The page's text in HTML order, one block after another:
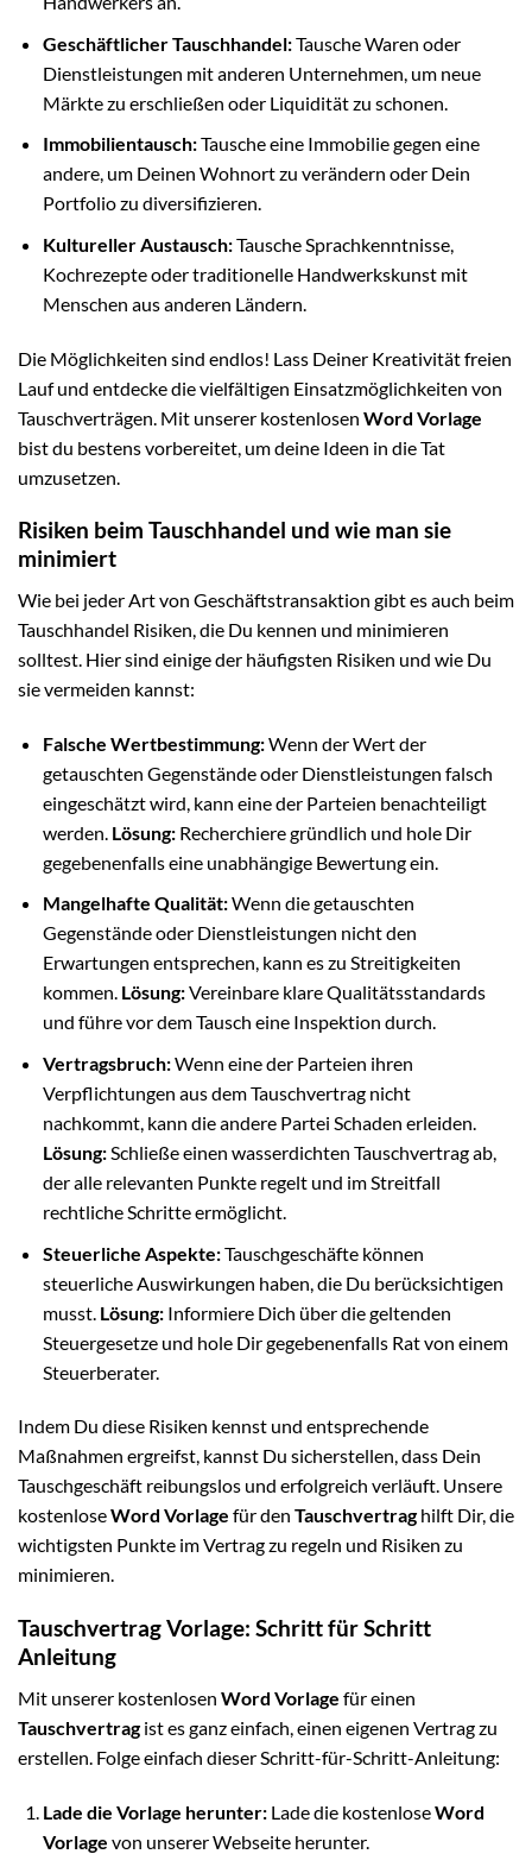
Geschäftlicher Tauschhandel:Tausche Waren oder
Dienstleistungen mit anderen Unternehmen, um neue
Märkte zu erschließen oder Liquidität zu schonen.
Immobilientausch:Tausche eine Immobilie gegen eine
andere, um Deinen Wohnort zu verändern oder Dein
Portfolio zu diversifizieren.
Kultureller Austausch:Tausche Sprachkenntnisse,
Kochrezepte oder traditionelle Handwerkskunst mit
Menschen aus anderen Ländern.
Die Möglichkeiten sind endlos! Lass Deiner Kreativität freien
Lauf und entdecke die vielfältigen Einsatzmöglichkeiten von
Tauschverträgen. Mit unserer kostenlosen Word Vorlage
bist du bestens vorbereitet, um deine Ideen in die Tat
umzusetzen.
Risiken beim Tauschhandel und wie man sie
minimiert
Wie bei jeder Art von Geschäftstransaktion gibt es auch beim
Tauschhandel Risiken, die Du kennen und minimieren
solltest. Hier sind einige der häufigsten Risiken und wie Du
sie vermeiden kannst:
Falsche Wertbestimmung:Wenn der Wert der
getauschten Gegenstände oder Dienstleistungen falsch
eingeschätzt wird, kann eine der Parteien benachteiligt
werden. Lösung:Recherchiere gründlich und hole Dir
gegebenenfalls eine unabhängige Bewertung ein.
Mangelhafte Qualität:Wenn die getauschten
Gegenstände oder Dienstleistungen nicht den
Erwartungen entsprechen, kann es zu Streitigkeiten
kommen. Lösung:Vereinbare klare Qualitätsstandards
und führe vor dem Tausch eine Inspektion durch.
Vertragsbruch:Wenn eine der Parteien ihren
Verpflichtungen aus dem Tauschvertrag nicht
nachkommt, kann die andere Partei Schaden erleiden.
Lösung:Schließe einen wasserdichten Tauschvertrag ab,
der alle relevanten Punkte regelt und im Streitfall
rechtliche Schritte ermöglicht.
Steuerliche Aspekte:Tauschgeschäfte können
steuerliche Auswirkungen haben, die Du berücksichtigen
musst. Lösung:Informiere Dich über die geltenden
Steuergesetze und hole Dir gegebenenfalls Rat von einem
Steuerberater.
Indem Du diese Risiken kennst und entsprechende
Maßnahmen ergreifst, kannst Du sicherstellen, dass Dein
Tauschgeschäft reibungslos und erfolgreich verläuft. Unsere
kostenloseWord Vorlage für den Tauschvertraghilft Dir, die
wichtigsten Punkte im Vertrag zu regeln und Risiken zu
minimieren.
Tauschvertrag Vorlage: Schritt für Schritt
Anleitung
Mit unserer kostenlosen Word Vorlage für einen
Tauschvertragist es ganz einfach, einen eigenen Vertrag zu
erstellen. Folge einfach dieser Schritt-für-Schritt-Anleitung:
Lade die Vorlage herunter:Lade die kostenloseWord
Vorlage von unserer Webseite herunter.